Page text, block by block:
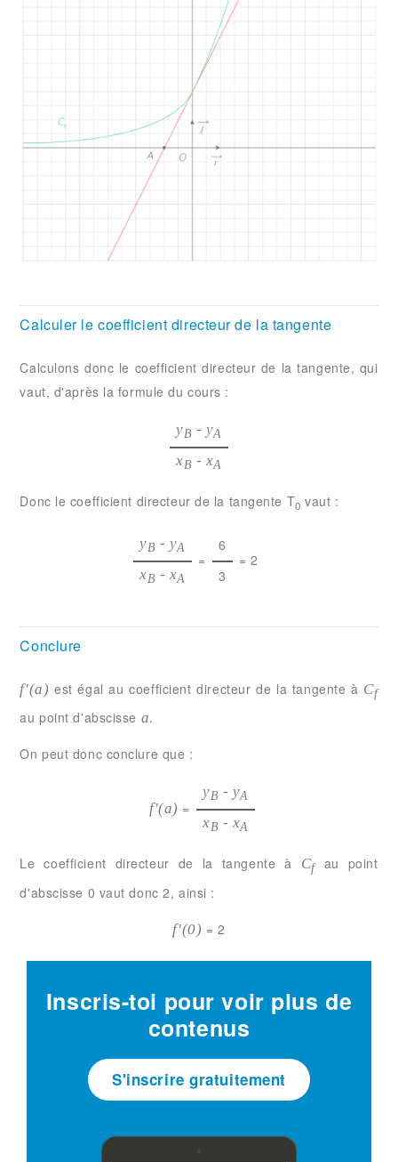
Calculer le coefficient directeur de la tangente
Calculons donc le coefficient directeur de la tangente, qui
vaut, d'après la formule du cours :
yB - yA
xB - xA
Donc le coefficient directeur de la tangente T0 vaut :
yB - yA
=
6
= 2
xB - xA 3
Conclure
f'(a) est égal au coefficient directeur de la tangente à Cf
au point d'abscisse a.
On peut donc conclure que :
f'(a) =
yB - yA
xB - xA
Le coefficient directeur de la tangente à Cfau point
d'abscisse 0 vaut donc 2, ainsi :
f'(0) = 2
Inscris-toi pour voir plus de
contenus
S'inscrire gratuitement